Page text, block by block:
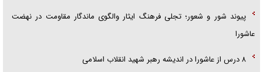
پیوند شور و شعور؛ تجلی فرهنگ ایثار والگوی ماندگار مقاومت در نهضت
عاشورا
۸ درس از عاشورا در اندیشه رهبر شهید انقلاب اسلامی